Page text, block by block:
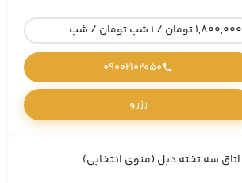
1,800,000 تومان / 1 شب تومان / شب
09002102050
رزرو
اتاق سه تخته دبل (منوی انتخابی)